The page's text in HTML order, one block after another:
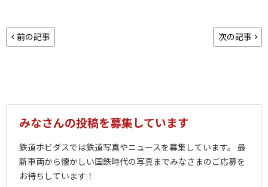
前の記事 次の記事
みなさんの投稿を募集しています
鉄道ホビダスでは鉄道写真やニュースを募集しています。 最
新車両から懐かしい国鉄時代の写真までみなさまのご応募を
お待ちしています！